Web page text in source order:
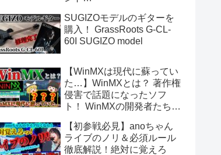
SUGIZOモデルのギターを
購入！ GrassRoots G-CL-
60I SUGIZO model
【WinMXは現代に蘇ってい
た…】WinMXとは？ 著作権
侵害で話題になったソフ
ト！ WinMXの開発者たちが
「Fopnu」とは？ No.140
【初参戦必見】anoちゃん
ライブのノリ＆必須ルール
徹底解説！絶対に覚えろ